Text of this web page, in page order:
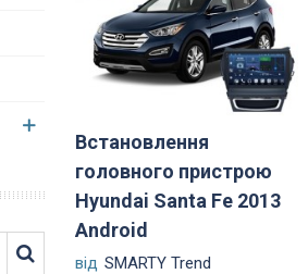
Встановлення
головного пристрою
Hyundai Santa Fe 2013
Android
від SMARTY Trend